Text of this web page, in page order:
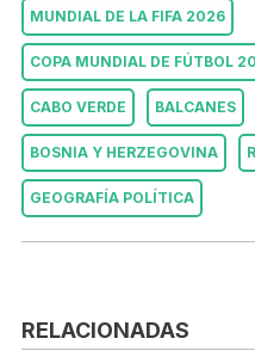
MUNDIAL DE LA FIFA 2026
COPA MUNDIAL DE FÚTBOL
CABO VERDE BALCANES
BOSNIA Y HERZEGOVINA
GEOGRAFÍA POLÍTICA
RELACIONADAS